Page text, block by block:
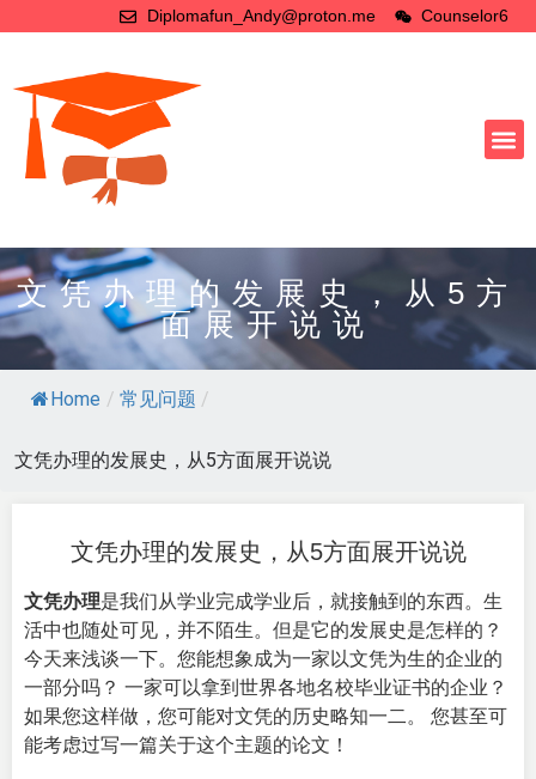
Diplomafun_Andy@proton.me Counselor6
文凭办理的发展史，从5方
面展开说说
Home / 常见问题 /
文凭办理的发展史，从5方面展开说说
文凭办理的发展史，从5方面展开说说
文凭办理是我们从学业完成学业后，就接触到的东西。生
活中也随处可见，并不陌生。但是它的发展史是怎样的？
今天来浅谈一下。您能想象成为一家以文凭为生的企业的
一部分吗？ 一家可以拿到世界各地名校毕业证书的企业？
如果您这样做，您可能对文凭的历史略知一二。 您甚至可
能考虑过写一篇关于这个主题的论文！